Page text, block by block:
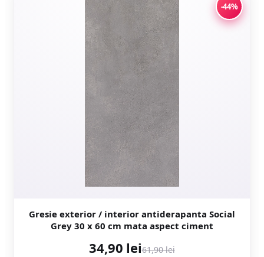
-44%
Gresie exterior / interior antiderapanta Social
Grey 30 x 60 cm mata aspect ciment
34,90 lei61,90 lei